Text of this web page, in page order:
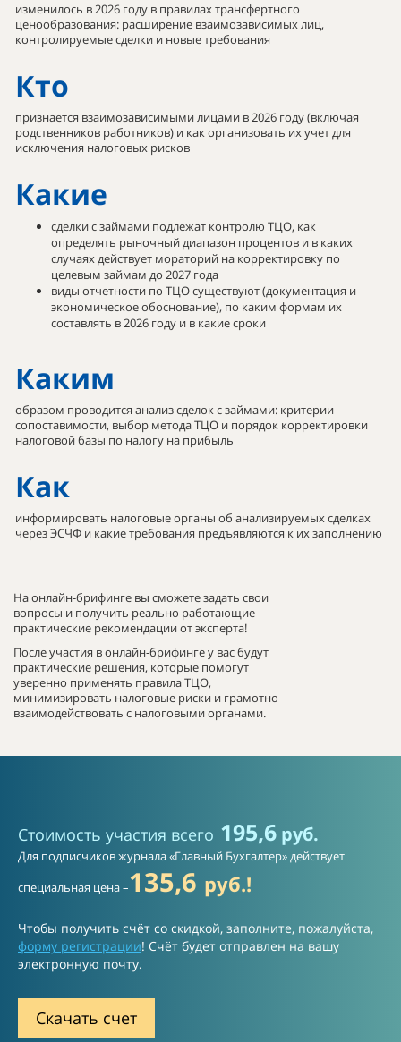
изменилось в 2026 году в правилах трансфертного
ценообразования: расширение взаимозависимых лиц,
контролируемые сделки и новые требования
Кто
признается взаимозависимыми лицами в 2026 году (включая
родственников работников) и как организовать их учет для
исключения налоговых рисков
Какие
сделки с займами подлежат контролю ТЦО, как
определять рыночный диапазон процентов и в каких
случаях действует мораторий на корректировку по
целевым займам до 2027 года
виды отчетности по ТЦО существуют (документация и
экономическое обоснование), по каким формам их
составлять в 2026 году и в какие сроки
Каким
образом проводится анализ сделок с займами: критерии
сопоставимости, выбор метода ТЦО и порядок корректировки
налоговой базы по налогу на прибыль
Как
информировать налоговые органы об анализируемых сделках
через ЭСЧФ и какие требования предъявляются к их заполнению
На онлайн-брифинге вы сможете задать свои
вопросы и получить реально работающие
практические рекомендации от эксперта!
После участия в онлайн-брифинге у вас будут
практические решения, которые помогут
уверенно применять правила ТЦО,
минимизировать налоговые риски и грамотно
взаимодействовать с налоговыми органами.
Стоимость участия всего 195,6 руб.
Для подписчиков журнала «Главный Бухгалтер» действует
специальная цена –135,6 руб.!
Чтобы получить счёт со скидкой, заполните, пожалуйста,
форму регистрации! Счёт будет отправлен на вашу
электронную почту.
Скачать счет